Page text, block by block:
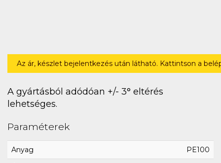
Az ár, készlet bejelentkezés után látható. Kattintson a
A gyártásból adódóan +/- 3° eltérés
lehetséges.
Paraméterek
Anyag PE100